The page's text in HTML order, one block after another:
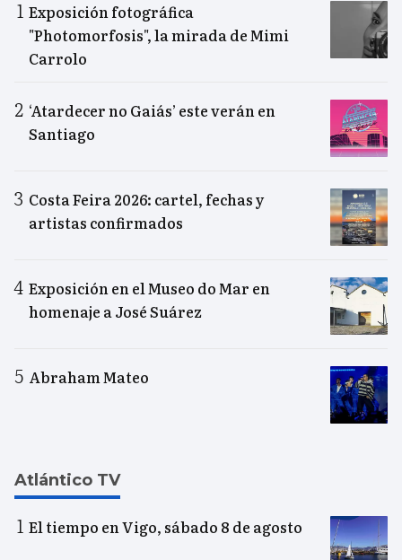
Exposición fotográfica
"Photomorfosis", la mirada de Mimi
Carrolo
‘Atardecer no Gaiás’ este verán en
Santiago
Costa Feira 2026: cartel, fechas y
artistas confirmados
Exposición en el Museo do Mar en
homenaje a José Suárez
Abraham Mateo
Atlántico TV
El tiempo en Vigo, sábado 8 de agosto